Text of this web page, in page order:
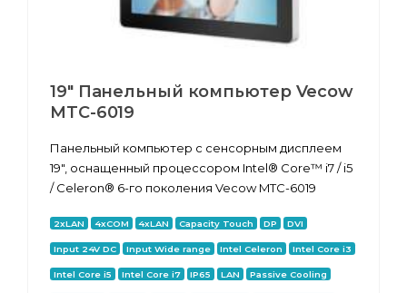
19" Панельный компьютер Vecow
MTC-6019
Панельный компьютер с сенсорным дисплеем
19", оснащенный процессором Intel® Core™ i7 / i5
/ Celeron® 6-го поколения Vecow MTC-6019
2xLAN 4xCOM 4xLAN Capacity Touch DP DVI
Input 24V DC Input Wide range Intel Celeron Intel Core i3
Intel Core i5 Intel Core i7 IP65 LAN Passive Cooling